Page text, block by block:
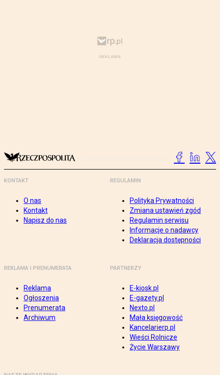
KONTAKT
O nas
Kontakt
Napisz do nas
REGULAMIN
Polityka Prywatności
Zmiana ustawień zgód
Regulamin serwisu
Informacje o nadawcy
Deklaracja dostępności
REKLAMA I PRENUMERATA
Reklama
Ogłoszenia
Prenumerata
Archiwum
PARTNERZY
E-kiosk.pl
E-gazety.pl
Nexto.pl
Mała księgowość
Kancelarierp.pl
Wieści Rolnicze
Życie Warszawy